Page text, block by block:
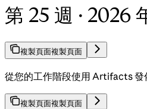
第 25 週 · 2026
複製頁面複製頁面
從您的工作階段使用 Artifacts 發
複製頁面複製頁面